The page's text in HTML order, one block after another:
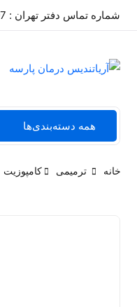
شماره تماس دفتر تهران : 02128428397
همه دسته‌بندی‌ها
خانه ترمیمی کامپوزیت